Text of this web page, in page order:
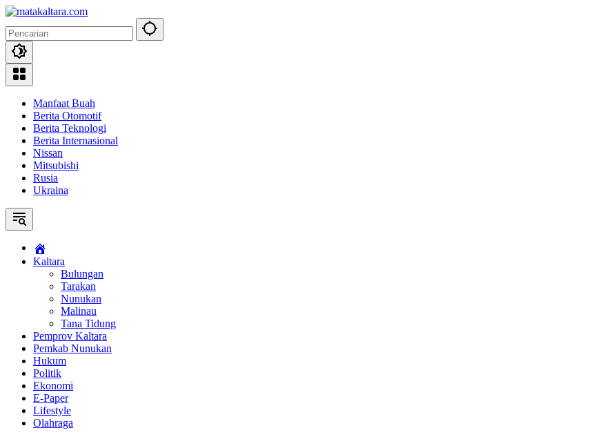
Langsung
konten
Manfaat Buah
Berita Otomotif
Berita Teknologi
Berita Internasional
Nissan
Mitsubishi
Rusia
Ukraina
Kaltara
Bulungan
Tarakan
Nunukan
Malinau
Tana Tidung
Pemprov Kaltara
Pemkab Nunukan
Hukum
Politik
Ekonomi
E-Paper
Lifestyle
Olahraga